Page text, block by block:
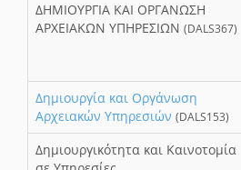
ΔΗΜΙΟΥΡΓΙΑ ΚΑΙ ΟΡΓΑΝΩΣΗ
ΑΡΧΕΙΑΚΩΝ ΥΠΗΡΕΣΙΩΝ (DALS367)
Δημιουργία και Οργάνωση
Αρχειακών Υπηρεσιών (DALS153)
Δημιουργικότητα και Καινοτομία